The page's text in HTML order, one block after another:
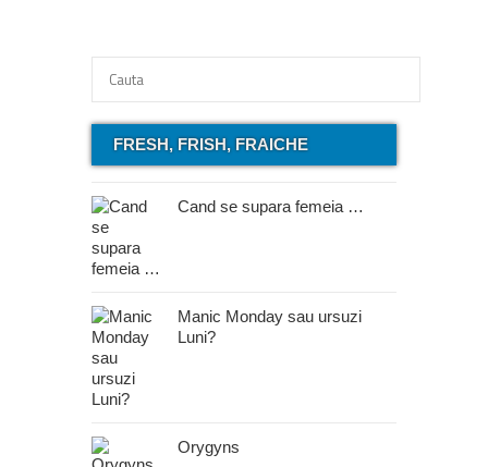
FRESH, FRISH, FRAICHE
Cand se supara femeia …
Manic Monday sau ursuzi
Luni?
Orygyns